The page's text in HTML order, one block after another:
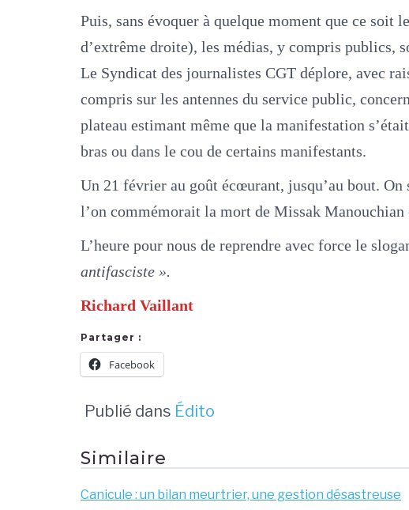
Puis, sans évoquer à quelque moment que ce soit
d’extrême droite), les médias, y compris publics,
Le Syndicat des journalistes CGT déplore, avec
compris sur les antennes du service public,
plateau estimant même que la manifestation
bras ou dans le cou de certains manifestants.
Un 21 février au goût écœurant, jusqu’au bout.
l’on commémorait la mort de Missak Manouchian
L’heure pour nous de reprendre avec force le
antifasciste ».
Richard Vaillant
Partager :
Facebook
Publié dans Édito
Similaire
Canicule : un bilan meurtrier, une gestion désastreuse